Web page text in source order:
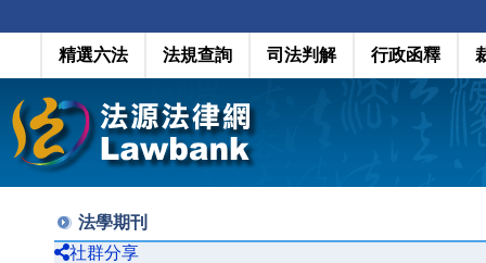
精選六法 法規查詢 司法判解 行政函釋
法學期刊
社群分享